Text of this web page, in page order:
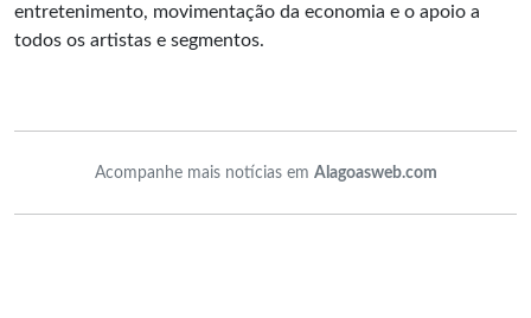
entretenimento, movimentação da economia e o apoio a
todos os artistas e segmentos.
Acompanhe mais notícias em Alagoasweb.com